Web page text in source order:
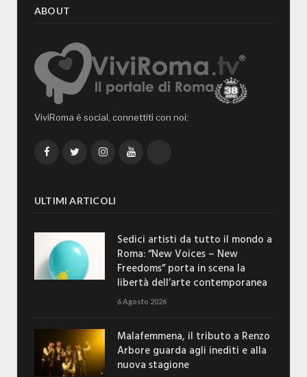
ABOUT
ViviRoma è social, connettiti con noi:
FacebookTwitterInstagramYouTube
ULTIMI ARTICOLI
Sedici artisti da tutto il mondo a
Roma: “New Voices – New
Freedoms” porta in scena la
libertà dell’arte contemporanea
6 Agosto 2026
Malafemmena, il tributo a Renzo
Arbore guarda agli inediti e alla
nuova stagione